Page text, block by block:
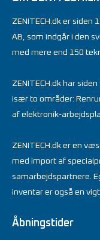
ZENITECH.dk er siden
AB, som indgår i den
med mere end 150
ZENITECH.dk har
især to områder:
af elektronik-
ZENITECH.dk er en
med import af
samarbejdspartnere.
inventar er også en
Åbningstider